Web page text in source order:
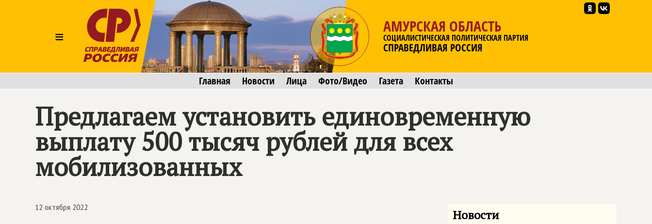
≡
АМУРСКАЯ ОБЛАСТЬ
СОЦИАЛИСТИЧЕСКАЯ ПОЛИТИЧЕСКАЯ ПАРТИЯ
СПРАВЕДЛИВАЯ РОССИЯ
Главная Новости Лица Фото/Видео Газета Контакты
Предлагаем установить единовременную
выплату 500 тысяч рублей для всех
мобилизованных
12 октября 2022 Новости